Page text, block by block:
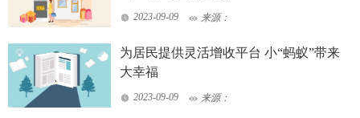
2023-09-09 来源：
为居民提供灵活增收平台 小“蚂蚁”带来
大幸福
2023-09-09 来源：